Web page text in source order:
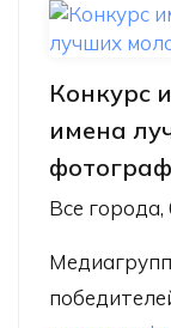
Конкурс
имена
Все